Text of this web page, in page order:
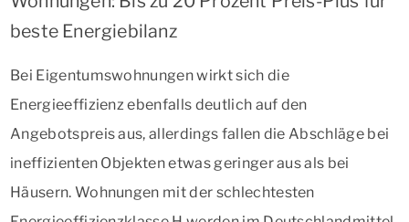
beste Energiebilanz
Bei Eigentumswohnungen wirkt sich die
Energieeffizienz ebenfalls deutlich auf den
Angebotspreis aus, allerdings fallen die Abschläge bei
ineffizienten Objekten etwas geringer aus als bei
Häusern. Wohnungen mit der schlechtesten